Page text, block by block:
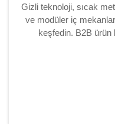
Gizli teknoloji, sıcak
ve modüler iç
keşfedin. B2B ürün